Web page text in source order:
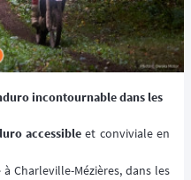
incontournable dans les
accessible
Charleville-Mézières, dans les